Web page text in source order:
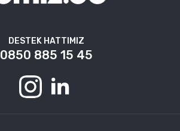
DESTEK HATTIMIZ
0850 885 15 45